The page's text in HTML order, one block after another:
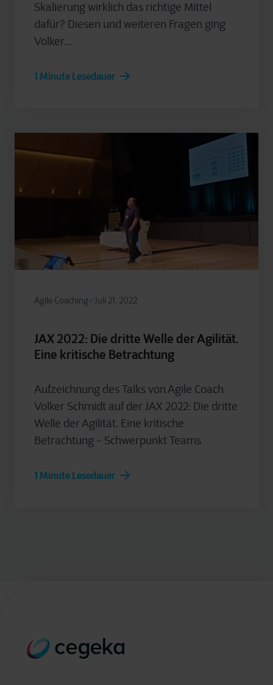
Skalierung wirklich das richtige Mittel
dafür? Diesen und weiteren Fragen ging
Volker...
1 Minute Lesedauer
Agile Coaching Juli 21, 2022
JAX 2022: Die dritte Welle der Agilität.
Eine kritische Betrachtung
Aufzeichnung des Talks von Agile Coach
Volker Schmidt auf der JAX 2022: Die dritte
Welle der Agilität. Eine kritische
Betrachtung - Schwerpunkt Teams
1 Minute Lesedauer